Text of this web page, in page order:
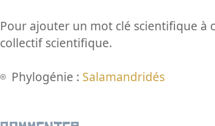
Pour ajouter un mot clé scientifique
collectif scientifique.
Phylogénie : Salamandridés